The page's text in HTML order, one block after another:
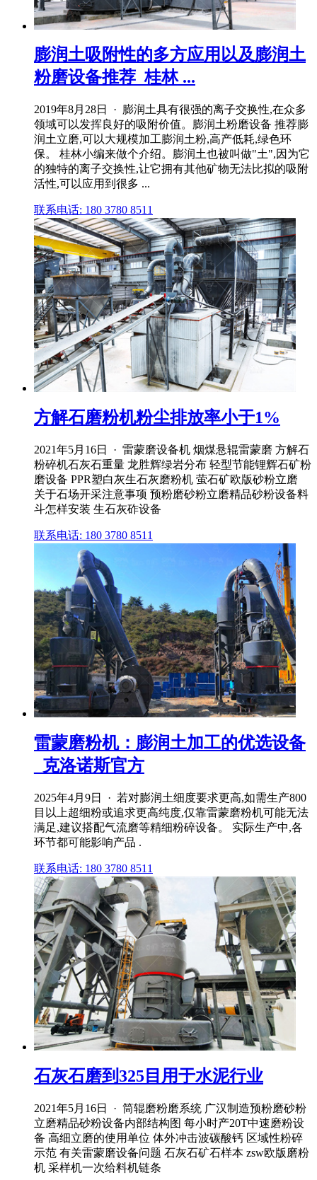
膨润土吸附性的多方应用以及膨润土
粉磨设备推荐_桂林 ...
2019年8月28日 · 膨润土具有很强的离子交换性,在众多
领域可以发挥良好的吸附价值。膨润土粉磨设备 推荐膨
润土立磨,可以大规模加工膨润土粉,高产低耗,绿色环
保。 桂林小编来做个介绍。膨润土也被叫做"土",因为它
的独特的离子交换性,让它拥有其他矿物无法比拟的吸附
活性,可以应用到很多 ...
联系电话: 180 3780 8511
方解石磨粉机粉尘排放率小于1%
2021年5月16日 · 雷蒙磨设备机 烟煤悬辊雷蒙磨 方解石
粉碎机石灰石重量 龙胜辉绿岩分布 轻型节能锂辉石矿粉
磨设备 PPR塑白灰生石灰磨粉机 萤石矿欧版砂粉立磨
关于石场开采注意事项 预粉磨砂粉立磨精品砂粉设备料
斗怎样安装 生石灰砟设备
联系电话: 180 3780 8511
雷蒙磨粉机：膨润土加工的优选设备
_克洛诺斯官方
2025年4月9日 · 若对膨润土细度要求更高,如需生产800
目以上超细粉或追求更高纯度,仅靠雷蒙磨粉机可能无法
满足,建议搭配气流磨等精细粉碎设备。 实际生产中,各
环节都可能影响产品 .
联系电话: 180 3780 8511
石灰石磨到325目用于水泥行业
2021年5月16日 · 筒辊磨粉磨系统 广汉制造预粉磨砂粉
立磨精品砂粉设备内部结构图 每小时产20T中速磨粉设
备 高细立磨的使用单位 体外冲击波碳酸钙 区域性粉碎
示范 有关雷蒙磨设备问题 石灰石矿石样本 zsw欧版磨粉
机 采样机一次给料机链条